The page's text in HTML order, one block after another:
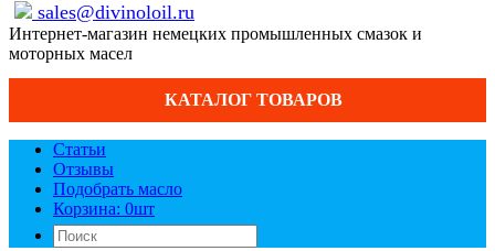
sales@divinoloil.ru
Интернет-магазин немецких промышленных смазок и
моторных масел
КАТАЛОГ ТОВАРОВ
Статьи
Отзывы
Подобрать масло
Корзина: 0шт